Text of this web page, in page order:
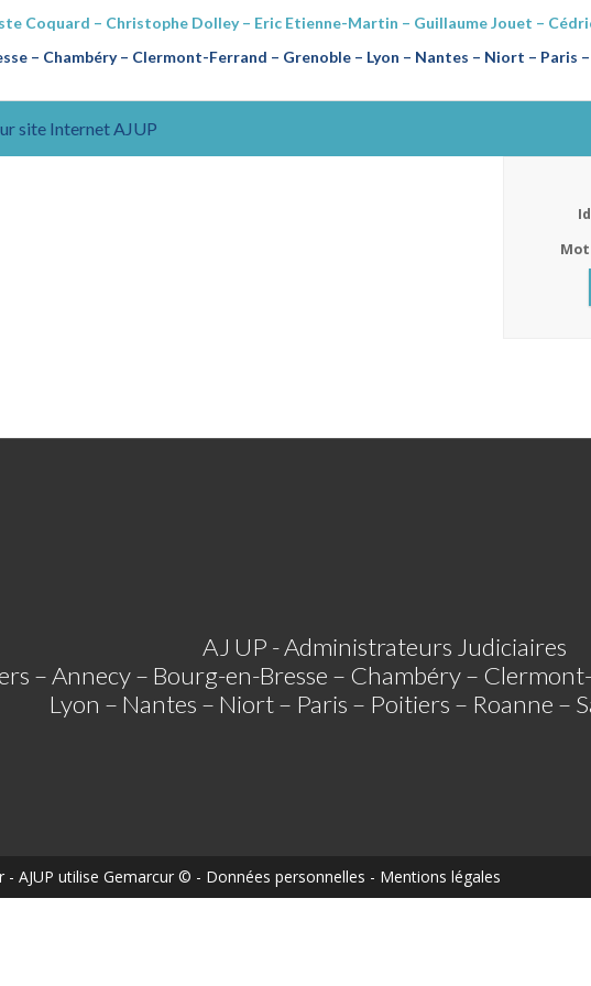
Coquard – Christophe Dolley – Eric Etienne-Martin – Guillaume Jouet –
– Chambéry – Clermont-Ferrand – Grenoble – Lyon – Nantes – Niort – Paris
site Internet AJUP
Mot
AJ UP - Administrateurs Judiciaires
– Annecy – Bourg-en-Bresse – Chambéry –
Lyon – Nantes – Niort – Paris – Poitiers – Roanne –
- AJUP utilise Gemarcur © - Données personnelles - Mentions légales